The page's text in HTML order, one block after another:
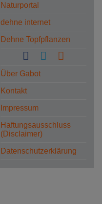
Naturportal
dehne internet
Dehne Topfpflanzen
Über Gabot
Kontakt
Impressum
Haftungsausschluss
(Disclaimer)
Datenschutzerklärung